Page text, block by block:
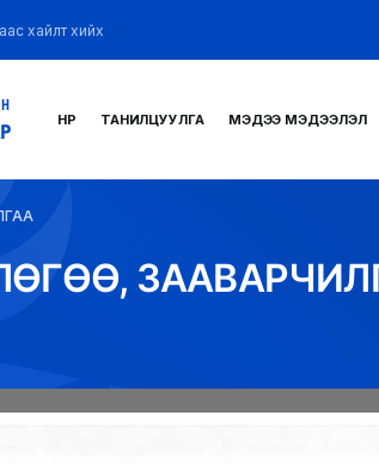
НҮҮР ТАНИЛЦУУЛГА МЭДЭЭ МЭДЭЭЛЭЛ